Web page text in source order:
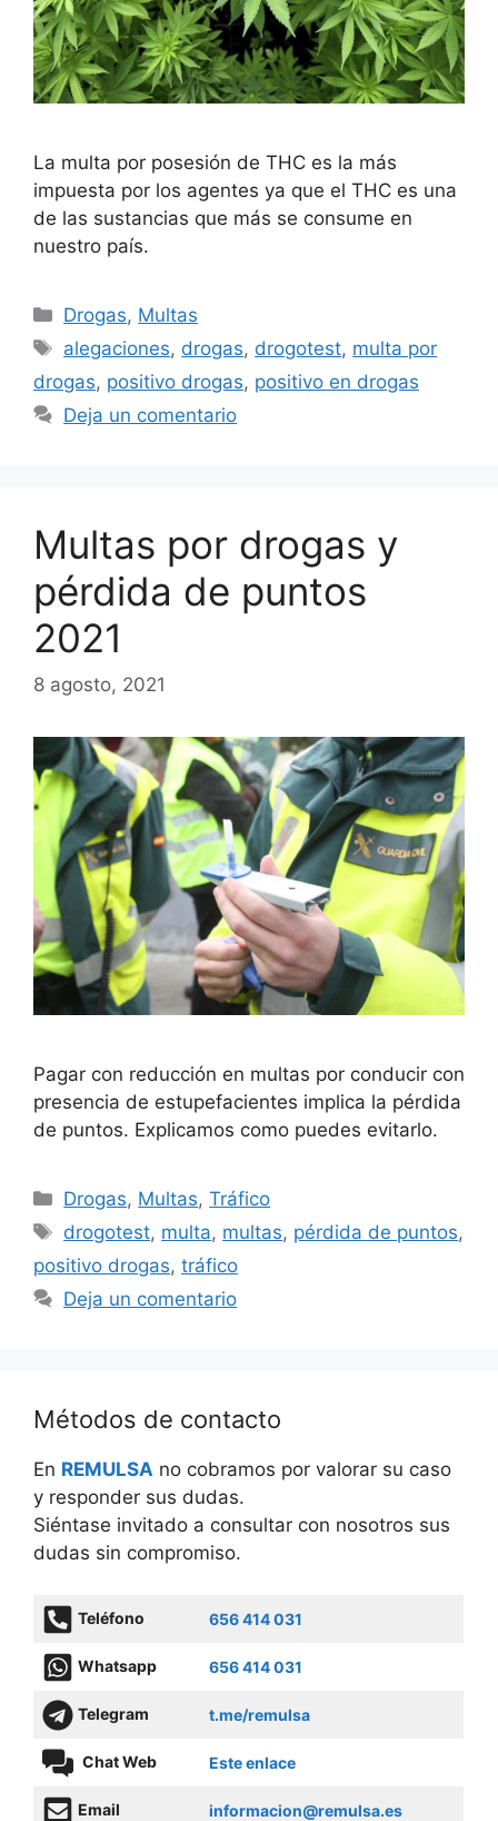
La multa por posesión de THC es la más
impuesta por los agentes ya que el THC es una
de las sustancias que más se consume en
nuestro país.
Categorías
Drogas, Multas
Etiquetas
alegaciones, drogas, drogotest, multa por
drogas, positivo drogas, positivo en drogas
Deja un comentario
Multas por drogas y
pérdida de puntos
2021
8 agosto, 2021
Pagar con reducción en multas por conducir con
presencia de estupefacientes implica la pérdida
de puntos. Explicamos como puedes evitarlo.
Categorías
Drogas, Multas,Tráfico
Etiquetas
drogotest, multa, multas, pérdida de puntos,
positivo drogas, tráfico
Deja un comentario
Métodos de contacto
En REMULSA no cobramos por valorar su caso
y responder sus dudas.
Siéntase invitado a consultar con nosotros sus
dudas sin compromiso.
Teléfono 656 414 031
Whatsapp 656 414 031
Telegram t.me/remulsa
Chat Web Este enlace
Email informacion@remulsa.es